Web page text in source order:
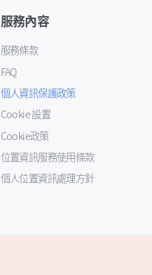
服務內容
服務條款
FAQ
個人資訊保護政策
Cookie 設置
Cookie政策
位置資訊服務使用條款
個人位置資訊處理方針